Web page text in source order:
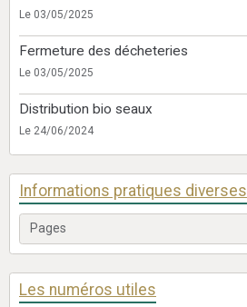
Le 03/05/2025
Fermeture des décheteries
Le 03/05/2025
Distribution bio seaux
Le 24/06/2024
Informations pratiques diverses
Les numéros utiles